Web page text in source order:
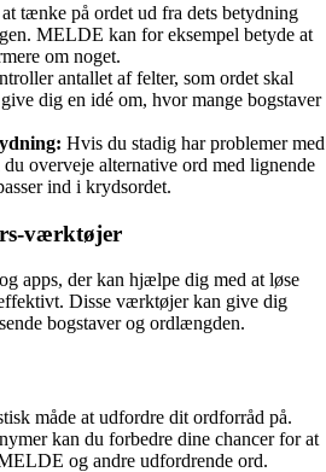
tænke på ordet ud fra dets betydning
MELDE kan for eksempel betyde at
om noget.
antallet af felter, som ordet skal
dig en idé om, hvor mange bogstaver
Hvis du stadig har problemer med
overveje alternative ord med lignende
ind i krydsordet.
værktøjer
apps, der kan hjælpe dig med at løse
Disse værktøjer kan give dig
bogstaver og ordlængden.
måde at udfordre dit ordforråd på.
kan du forbedre dine chancer for at
og andre udfordrende ord.